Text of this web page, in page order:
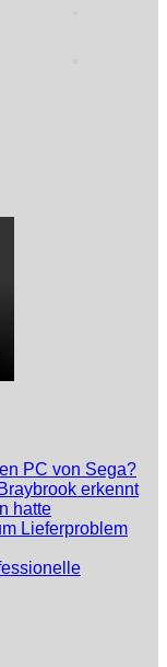
PC von Sega?
erkennt
hatte
Lieferproblem